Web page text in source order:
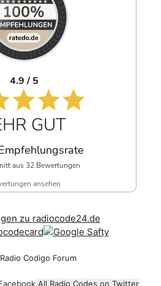
4.9 / 5
GUT
aus 32 Bewertungen
ansehen
Codigo Forum
All Radio Codes on Twitter